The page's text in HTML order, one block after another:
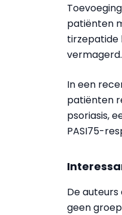
patiënten
tirzepatide
vermagerd.
In een
patiënten
psoriasis,
PASI75-
De
geen